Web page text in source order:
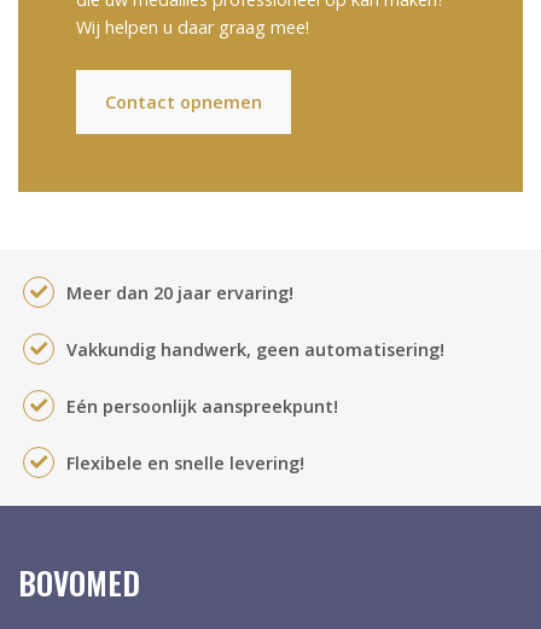
Wij helpen u daar graag mee!
Contact opnemen
Meer dan 20 jaar ervaring!
Vakkundig handwerk, geen automatisering!
Eén persoonlijk aanspreekpunt!
Flexibele en snelle levering!
BOVOMED